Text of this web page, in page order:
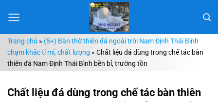
đến
dungTrang chủ » (5+) Bàn thờ thiên đá ngoài trời Nam Định Thái Bình
chạm khắc tỉ mỉ, chất lượng » Chất liệu đá dùng trong chế tác bàn
thiên đá Nam Định Thái Bình bền bỉ, trường tồn
Chất liệu đá dùng trong chế tác bàn thiên